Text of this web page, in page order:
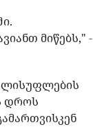
მიწებს," -
დროს